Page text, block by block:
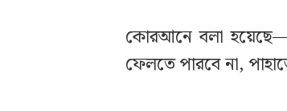
কোরআনে বলা হয়েছে—
ফেলতে পারবে না,